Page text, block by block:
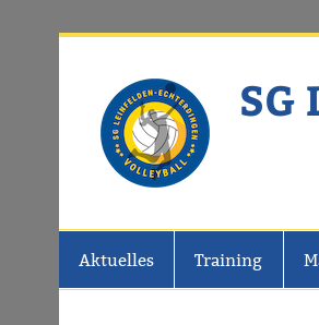
Aktuelles Training